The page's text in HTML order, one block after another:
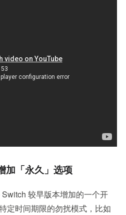
加「永久」选项
Switch 较早版本增加的一个开
定时间期限的勿扰模式，比如